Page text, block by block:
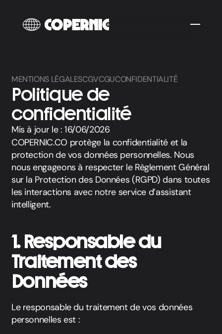
MENTIONS LÉGALESCGVCGUCONFIDENTIALITÉ
Politique de
confidentialité
Mis à jour le : 16/06/2026
COPERNIC.CO protège la confidentialité et la
protection de vos données personnelles. Nous
nous engageons à respecter le Règlement Général
sur la Protection des Données (RGPD) dans toutes
les interactions avec notre service d’assistant
intelligent.
1. Responsable du
Traitement des
Données
Le responsable du traitement de vos données
personnelles est :